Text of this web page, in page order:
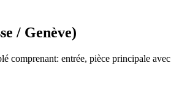
/ Genève)
comprenant: entrée, pièce principale avec